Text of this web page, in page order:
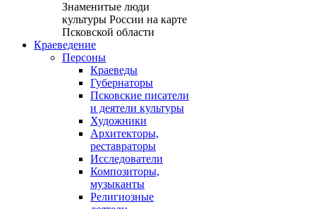
Знаменитые люди
культуры России на карте
Псковской области
Краеведение
Персоны
Краеведы
Губернаторы
Псковские писатели
и деятели культуры
Художники
Архитекторы,
реставраторы
Исследователи
Композиторы,
музыканты
Религиозные